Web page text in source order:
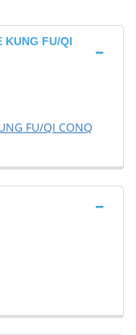
KUNG FU/QI
FU/QI CONQ